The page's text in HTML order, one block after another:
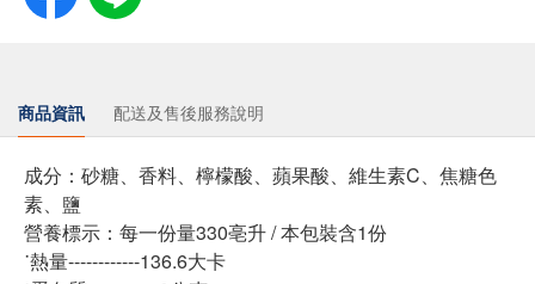
商品資訊 配送及售後服務說明
成分：砂糖、香料、檸檬酸、蘋果酸、維生素C、焦糖色
素、鹽
營養標示：每一份量330亳升 / 本包裝含1份
˙熱量------------136.6大卡